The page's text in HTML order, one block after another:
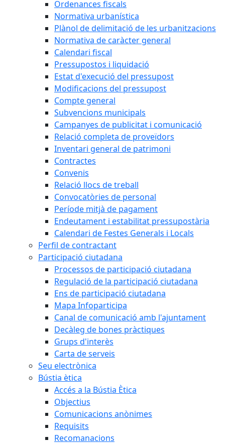
Ordenances fiscals
Normativa urbanística
Plànol de delimitació de les urbanitzacions
Normativa de caràcter general
Calendari fiscal
Pressupostos i liquidació
Estat d'execució del pressupost
Modificacions del pressupost
Compte general
Subvencions municipals
Campanyes de publicitat i comunicació
Relació completa de proveïdors
Inventari general de patrimoni
Contractes
Convenis
Relació llocs de treball
Convocatòries de personal
Període mitjà de pagament
Endeutament i estabilitat pressupostària
Calendari de Festes Generals i Locals
Perfil de contractant
Participació ciutadana
Processos de participació ciutadana
Regulació de la participació ciutadana
Ens de participació ciutadana
Mapa Infoparticipa
Canal de comunicació amb l'ajuntament
Decàleg de bones pràctiques
Grups d'interès
Carta de serveis
Seu electrònica
Bústia ètica
Accés a la Bústia Ètica
Objectius
Comunicacions anònimes
Requisits
Recomanacions